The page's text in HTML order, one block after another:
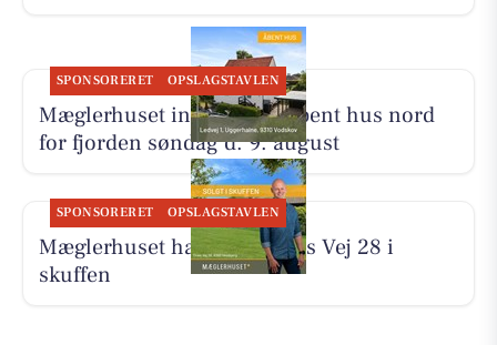
SPONSORERET OPSLAGSTAVLEN
Mæglerhuset inviterer til åbent hus nord
for fjorden søndag d. 9. august
SPONSORERET OPSLAGSTAVLEN
Mæglerhuset har solgt Tines Vej 28 i
skuffen